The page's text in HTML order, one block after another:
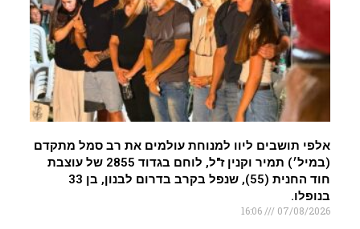
אלפי תושבים ליוו למנוחת עולמים את רב סמל מתקדם
(במיל׳) תמיר וקנין ז"ל, לוחם בגדוד 2855 של עוצבת
חוד החנית (55), שנפל בקרב בדרום לבנון, בן 33
בנופלו.
07/08/2026
16:06